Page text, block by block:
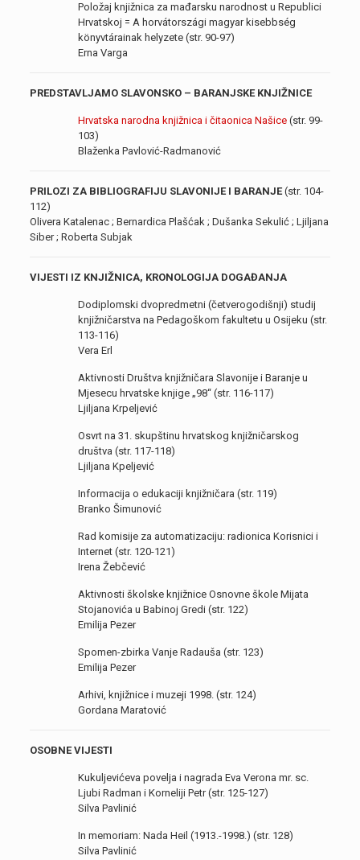
Položaj knjižnica za mađarsku narodnost u Republici
Hrvatskoj = A horvátországi magyar kisebbség
könyvtárainak helyzete (str. 90-97)
Erna Varga
PREDSTAVLJAMO SLAVONSKO – BARANJSKE KNJIŽNICE
Hrvatska narodna knjižnica i čitaonica Našice(str. 99-
103)
Blaženka Pavlović-Radmanović
PRILOZI ZA BIBLIOGRAFIJU SLAVONIJE I BARANJE(str. 104-
112)
Olivera Katalenac ; Bernardica Plašćak ; Dušanka Sekulić ; Ljiljana
Siber ; Roberta Subjak
VIJESTI IZ KNJIŽNICA, KRONOLOGIJA DOGAĐANJA
Dodiplomski dvopredmetni (četverogodišnji) studij
knjižničarstva na Pedagoškom fakultetu u Osijeku (str.
113-116)
Vera Erl
Aktivnosti Društva knjižničara Slavonije i Baranje u
Mjesecu hrvatske knjige „98“ (str. 116-117)
Ljiljana Krpeljević
Osvrt na 31. skupštinu hrvatskog knjižničarskog
društva (str. 117-118)
Ljiljana Kpeljević
Informacija o edukaciji knjižničara (str. 119)
Branko Šimunović
Rad komisije za automatizaciju: radionica Korisnici i
Internet (str. 120-121)
Irena Žebčević
Aktivnosti školske knjižnice Osnovne škole Mijata
Stojanovića u Babinoj Gredi (str. 122)
Emilija Pezer
Spomen-zbirka Vanje Radauša (str. 123)
Emilija Pezer
Arhivi, knjižnice i muzeji 1998. (str. 124)
Gordana Maratović
OSOBNE VIJESTI
Kukuljevićeva povelja i nagrada Eva Verona mr. sc.
Ljubi Radman i Korneliji Petr (str. 125-127)
Silva Pavlinić
In memoriam: Nada Heil (1913.-1998.) (str. 128)
Silva Pavlinić